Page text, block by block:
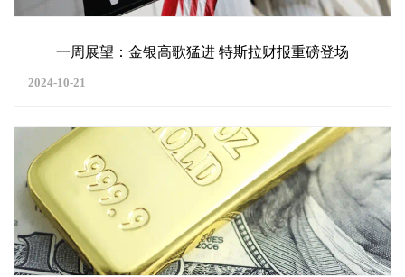
一周展望：金银高歌猛进 特斯拉财报重磅登场
2024-10-21